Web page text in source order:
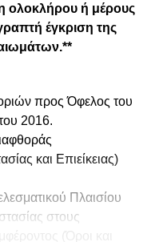
ολοκλήρου ή μέρους
έγκριση της
προς Όφελος του
2016.
και Επιείκειας)
Πλαισίου
στους